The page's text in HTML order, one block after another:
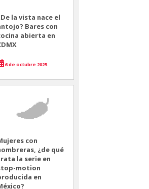
la vista nace el
Bares con
abierta en
6 de octubre 2025
con
¿de qué
la serie en
motion
en